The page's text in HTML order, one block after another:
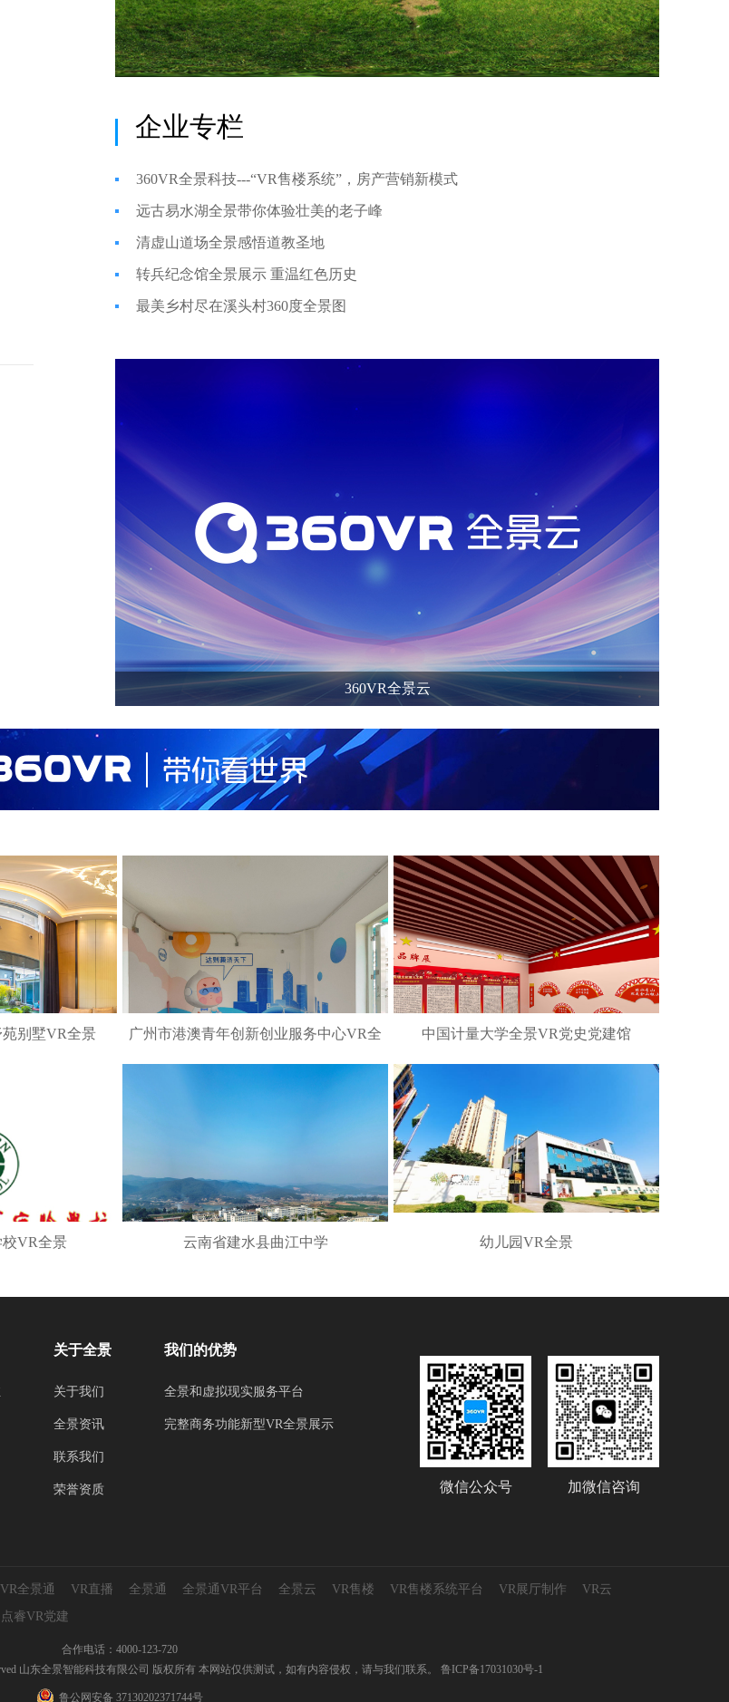
企业专栏
360VR全景科技---“VR售楼系统”，房产营销新模式
远古易水湖全景带你体验壮美的老子峰
清虚山道场全景感悟道教圣地
转兵纪念馆全景展示 重温红色历史
最美乡村尽在溪头村360度全景图
360VR全景云
苑别墅VR全景 广州市港澳青年创新创业服务中心VR全 中国计量大学全景VR党史党建馆
VR全景 云南省建水县曲江中学 幼儿园VR全景
关于全景
关于我们
全景资讯
联系我们
荣誉资质
我们的优势
全景和虚拟现实服务平台
完整商务功能新型VR全景展示
微信公众号 加微信咨询
全景通 VR直播 全景通 全景通VR平台 全景云 VR售楼 VR售楼系统平台 VR展厅制作
VR云
点睿VR党建
合作电话：4000-123-720
山东全景智能科技有限公司 版权所有 本网站仅供测试，如有内容侵权，请与我们联系。 鲁ICP备17031030号-1
鲁公网安备 37130202371744号